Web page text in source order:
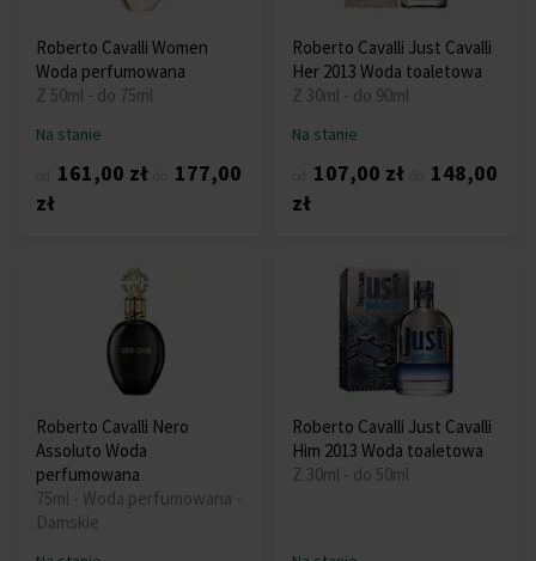
Roberto Cavalli Women
Woda perfumowana
Z 50ml - do 75ml
Na stanie
161,00 zł
177,00
zł
Roberto Cavalli Just Cavalli
Her 2013 Woda toaletowa
Z 30ml - do 90ml
Na stanie
107,00 zł
148,00
zł
Roberto Cavalli Nero
Assoluto Woda
perfumowana
75ml - Woda perfumowana -
Damskie
Roberto Cavalli Just Cavalli
Him 2013 Woda toaletowa
Z 30ml - do 50ml